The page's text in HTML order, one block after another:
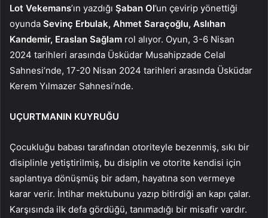
Lot Vekemans’ın yazdığı Şaban Ol’un çevirip yönettiği
oyunda Sevinç Erbulak, Ahmet Saraçoğlu, Aslıhan
Kandemir, Eraslan Sağlam rol alıyor. Oyun, 3-6 Nisan
2024 tarihleri arasında Üsküdar Musahipzade Celal
Sahnesi’nde, 17-20 Nisan 2024 tarihleri arasında Üsküdar
Kerem Yılmazer Sahnesi’nde.
UÇURTMANIN KUYRUĞU
Çocukluğu babası tarafından otoriteyle bezenmiş, sıkı bir
disiplinle yetiştirilmiş, bu disiplin ve otorite kendisi için
saplantıya dönüşmüş bir adam, hayatına son vermeye
karar verir. İntihar mektubunu yazıp bitirdiği an kapı çalar.
Karşısında ilk defa gördüğü, tanımadığı bir misafir vardır.